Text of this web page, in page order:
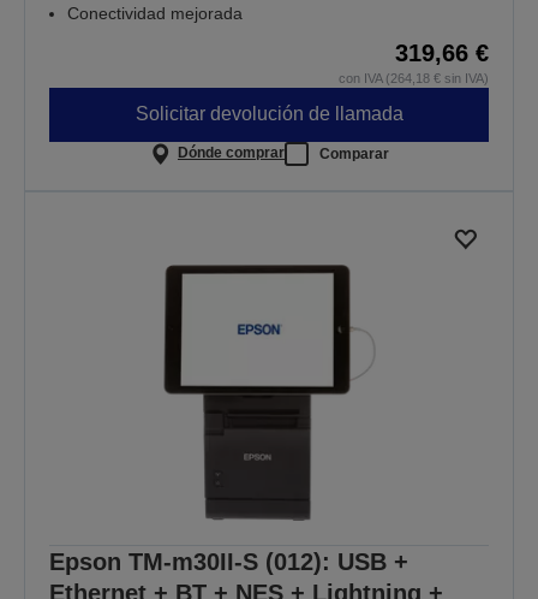
Conectividad mejorada
319,66 €
con IVA (264,18 € sin IVA)
Solicitar devolución de llamada
Dónde comprar Comparar
Epson TM-m30II-S (012): USB +
Ethernet + BT + NES + Lightning +